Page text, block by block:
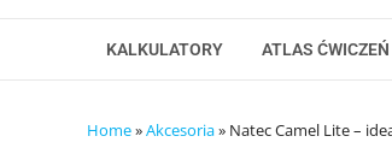
KALKULATORY ATLAS ĆWICZEŃ
Home»Akcesoria» Natec Camel Lite –